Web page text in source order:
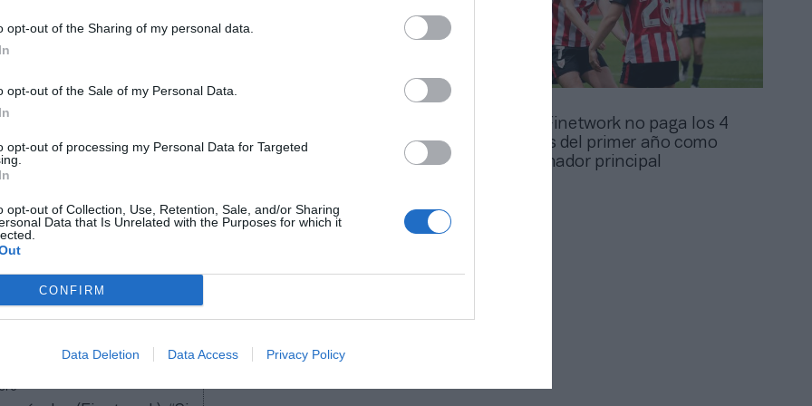
opt-out of the Sharing of my personal data.
opt-out of the Sale of my Personal Data.
opt-out of processing my Personal Data for Targeted
opt-out of Collection, Use, Retention, Sale, and/or Sharing
Data that Is Unrelated with the Purposes for which it
CONFIRM
Data Deletion Data Access Privacy Policy
Alonso renueva su
Finetwork para la
2024
El ‘Finetwork style’, como el
Liga F: Finetwork no paga los 4
millones del primer año como
patrocinador principal